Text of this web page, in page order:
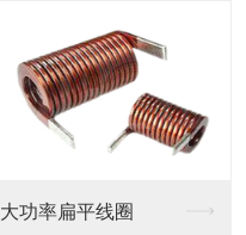
一体成型电感HMS